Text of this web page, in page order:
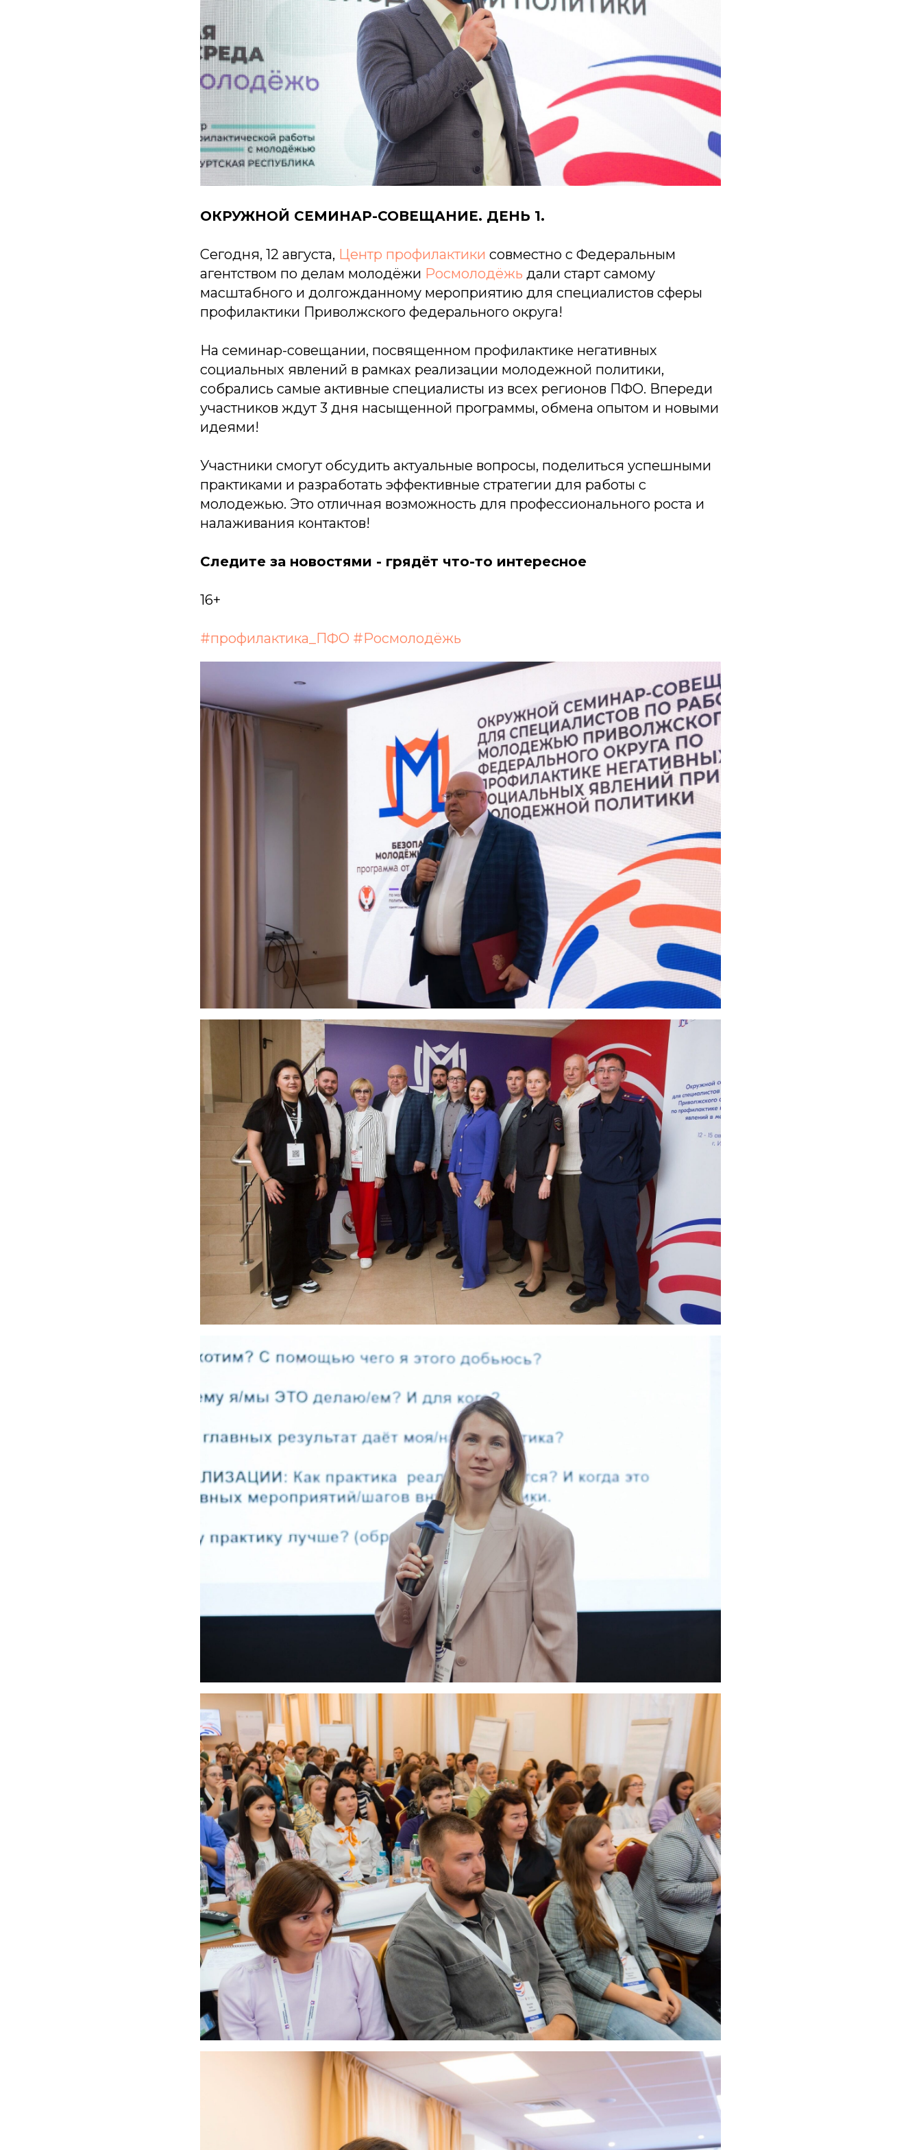
ОКРУЖНОЙ СЕМИНАР-СОВЕЩАНИЕ. ДЕНЬ 1.
Сегодня, 12 августа, Центр профилактики совместно с Федеральным
агентством по делам молодёжи Росмолодёжь дали старт самому
масштабного и долгожданному мероприятию для специалистов сферы
профилактики Приволжского федерального округа!
На семинар-совещании, посвященном профилактике негативных
социальных явлений в рамках реализации молодежной политики,
собрались самые активные специалисты из всех регионов ПФО. Впереди
участников ждут 3 дня насыщенной программы, обмена опытом и новыми
идеями!
Участники смогут обсудить актуальные вопросы, поделиться успешными
практиками и разработать эффективные стратегии для работы с
молодежью. Это отличная возможность для профессионального роста и
налаживания контактов!
Следите за новостями - грядёт что-то интересное
16+
#профилактика_ПФО #Росмолодёжь